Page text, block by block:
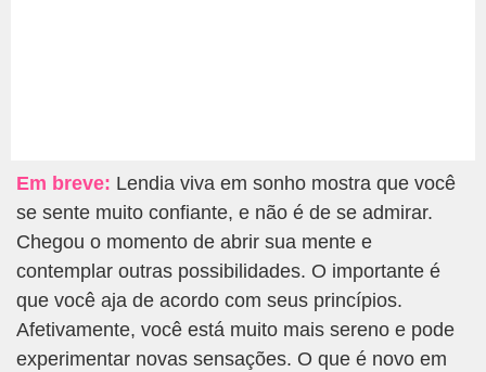
Em breve: Lendia viva em sonho mostra que você
se sente muito confiante, e não é de se admirar.
Chegou o momento de abrir sua mente e
contemplar outras possibilidades. O importante é
que você aja de acordo com seus princípios.
Afetivamente, você está muito mais sereno e pode
experimentar novas sensações. O que é novo em